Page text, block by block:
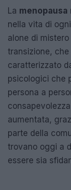
La menopausa
nella vita di
alone di
transizione,
caratterizzato
psicologici che
persona a
aumentata,
parte della
trovano oggi a
essere sia